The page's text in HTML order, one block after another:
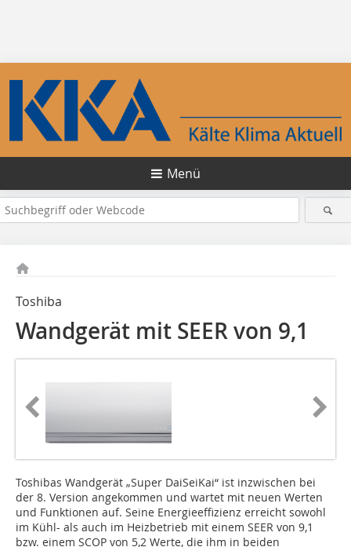
Menü
Toshiba
Wandgerät mit SEER von 9,1
Toshibas Wandgerät „Super DaiSeiKai“ ist inzwischen bei
der 8. Version angekommen und wartet mit neuen Werten
und Funktionen auf. Seine Energieeffizienz erreicht sowohl
im Kühl- als auch im Heizbetrieb mit einem SEER von 9,1
bzw. einem SCOP von 5,2 Werte, die ihm in beiden